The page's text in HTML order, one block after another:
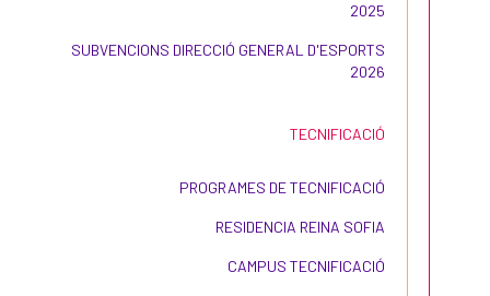
2025
SUBVENCIONS DIRECCIÓ GENERAL D'ESPORTS
2026
TECNIFICACIÓ
PROGRAMES DE TECNIFICACIÓ
RESIDENCIA REINA SOFIA
CAMPUS TECNIFICACIÓ